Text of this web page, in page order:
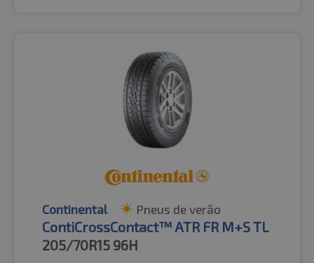
Continental Pneus de verão
ContiCrossContact™ ATR FR M+S TL
205/70R15 96H